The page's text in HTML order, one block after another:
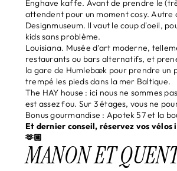
Enghave kaffe. Avant de prendre le
attendent pour un moment cosy. Autre
Designmuseum. Il vaut le coup d'oeil,
kids sans problème.
Louisiana. Musée d'art moderne,
restaurants ou bars alternatifs, et
la gare de Humlebæk pour prendre un
trempé les pieds dans la mer Baltique.
The HAY house : ici nous ne sommes
est assez fou. Sur 3 étages, vous ne
Bonus gourmandise : Apotek 57 et la
Et dernier conseil, réservez vos vélos
🫶🏼
MANON ET